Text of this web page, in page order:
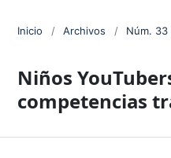
Inicio / Archivos / Núm. 33
Niños
competencias